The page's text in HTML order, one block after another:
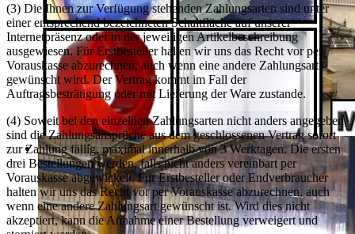
(3) Die Ihnen zur Verfügung stehenden Zahlungsarten sind unter
einer entsprechend bezeichneten Schaltfläche auf unserer
Internetpräsenz oder in der jeweiligen Artikelbeschreibung
ausgewiesen. Für Erstbesteller halten wir uns das Recht vor per
Vorauskasse abzurechnen, auch wenn eine andere Zahlungsart
gewünscht wird. Der Vertrag kommt im Fall der
Auftragsbesträtigung oder mit Lieferung der Ware zustande.
(4) Soweit bei den einzelnen Zahlungsarten nicht anders angegeben,
sind die Zahlungsansprüche aus dem geschlossenen Vertrag sofort
zur Zahlung fällig, maximal innerhalb von 3 Werktagen. Die ersten
drei Bestellungen werden, falls nicht anders vereinbart per
Vorauskasse abgewickelt. Für Erstbesteller oder Endverbraucher
halten wir uns das Recht vor per Vorauskasse abzurechnen, auch
wenn eine andere Zahlungsart gewünscht ist. Wird dies nicht
akzeptiert, kann die Annahme einer Bestellung verweigert und